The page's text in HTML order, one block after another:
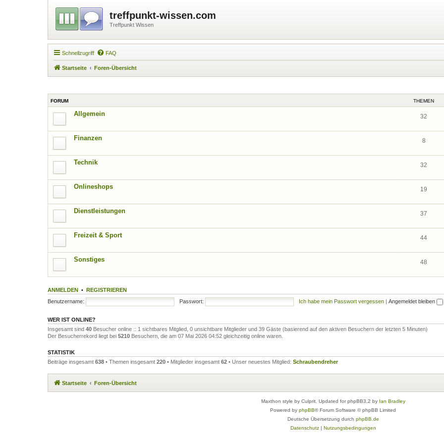
treffpunkt-wissen.com
Treffpunkt Wissen
Schnellzugriff FAQ
Startseite Foren-Übersicht
FORUM THEMEN
Allgemein 32
Finanzen 8
Technik 32
Onlineshops 19
Dienstleistungen 37
Freizeit & Sport 44
Sonstiges 48
ANMELDEN • REGISTRIEREN
Benutzername:
Passwort: Ich habe mein Passwort vergessen | Angemeldet bleiben
WER IST ONLINE?
Insgesamt sind 40 Besucher online :: 1 sichtbares Mitglied, 0 unsichtbare Mitglieder und 39 Gäste (basierend auf den aktiven Besuchern der letzten 5 Minuten)
Der Besucherrekord liegt bei 5210 Besuchern, die am 07 Mai 2026 04:52 gleichzeitig online waren.
STATISTIK
Beiträge insgesamt 638 • Themen insgesamt 220 • Mitglieder insgesamt 62 • Unser neuestes Mitglied: Schraubendreher
Startseite Foren-Übersicht
Maxthon style by Culprit. Updated for phpBB3.2 by Ian Bradley
Powered by phpBB® Forum Software © phpBB Limited
Deutsche Übersetzung durch phpBB.de
Datenschutz| Nutzungsbedingungen